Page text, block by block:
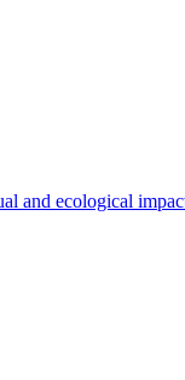
and ecological